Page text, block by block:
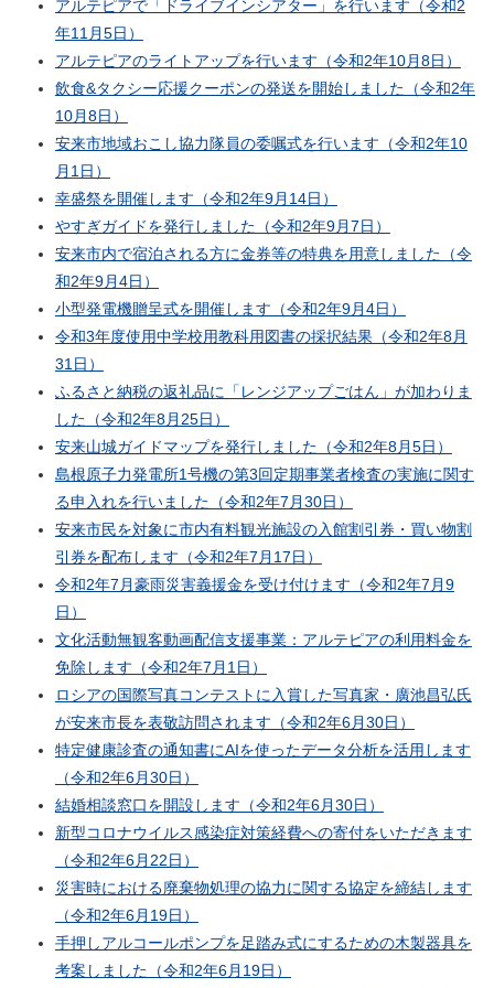
アルテピアで「ドライブインシアター」を行います（令和2
年11月5日）
アルテピアのライトアップを行います（令和2年10月8日）
飲食&タクシー応援クーポンの発送を開始しました（令和2年
10月8日）
安来市地域おこし協力隊員の委嘱式を行います（令和2年10
月1日）
幸盛祭を開催します（令和2年9月14日）
やすぎガイドを発行しました（令和2年9月7日）
安来市内で宿泊される方に金券等の特典を用意しました（令
和2年9月4日）
小型発電機贈呈式を開催します（令和2年9月4日）
令和3年度使用中学校用教科用図書の採択結果（令和2年8月
31日）
ふるさと納税の返礼品に「レンジアップごはん」が加わりま
した（令和2年8月25日）
安来山城ガイドマップを発行しました（令和2年8月5日）
島根原子力発電所1号機の第3回定期事業者検査の実施に関す
る申入れを行いました（令和2年7月30日）
安来市民を対象に市内有料観光施設の入館割引券・買い物割
引券を配布します（令和2年7月17日）
令和2年7月豪雨災害義援金を受け付けます（令和2年7月9
日）
文化活動無観客動画配信支援事業：アルテピアの利用料金を
免除します（令和2年7月1日）
ロシアの国際写真コンテストに入賞した写真家・廣池昌弘氏
が安来市長を表敬訪問されます（令和2年6月30日）
特定健康診査の通知書にAIを使ったデータ分析を活用します
（令和2年6月30日）
結婚相談窓口を開設します（令和2年6月30日）
新型コロナウイルス感染症対策経費への寄付をいただきます
（令和2年6月22日）
災害時における廃棄物処理の協力に関する協定を締結します
（令和2年6月19日）
手押しアルコールポンプを足踏み式にするための木製器具を
考案しました（令和2年6月19日）